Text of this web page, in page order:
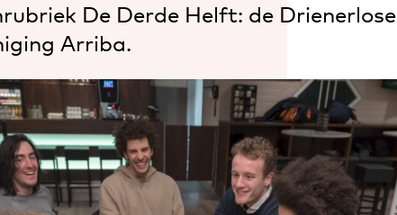
De Derde Helft: de Drienerlose
Arriba.